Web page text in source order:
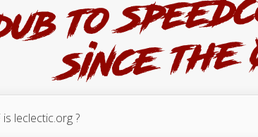
is leclectic.org ?